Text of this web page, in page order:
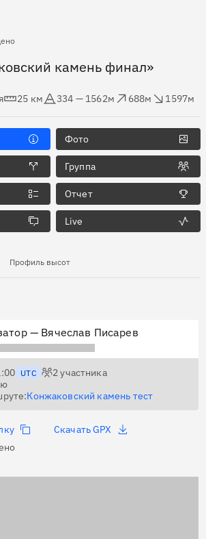
камень финал»
25 км
Абсолютная высота
334 — 1562м
Набор высоты
688м
Сброс высоты
1597м
Фото
Группа
Отчет
Live
Профиль высот
— Вячеслав Писарев
UTC 2участника
Конжаковский камень тест
Скачать GPX